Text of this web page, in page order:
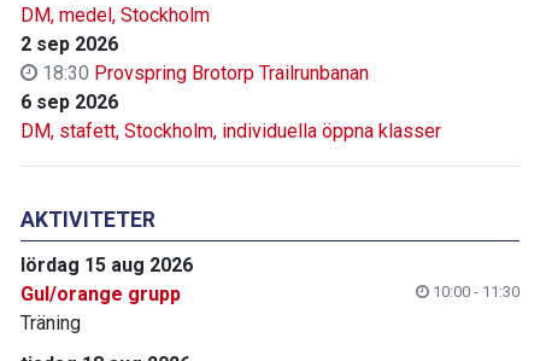
DM, medel, Stockholm
2 sep 2026
18:30 Provspring Brotorp Trailrunbanan
6 sep 2026
DM, stafett, Stockholm, individuella öppna klasser
AKTIVITETER
lördag 15 aug 2026
Gul/orange grupp
10:00 - 11:30
Träning